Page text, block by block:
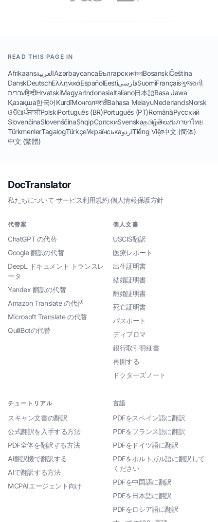
READ THIS PAGE IN
AfrikaansالعربيةAzərbaycancaБългарскиবাংলাBosanskiČeština
DanskDeutschΕλληνικάEspañolEestiفارسیSuomiFrançaisગુજરાતી
עבריתहिन्दीHrvatskiMagyarIndonesiaItaliano日本語Basa Jawa
Қазақша한국어KurdîМонголमराठीBahasa MelayuNederlandsNorsk
ଓଡିଆਪੰਜਾਬੀPolskiPortuguês (BR)Português (PT)RomânăРусский
SlovenčinaSlovenščinaShqipСрпскиSvenskaதமிழ்తెలుగుภาษาไทย
TürkmenlerTagalogTürkçeУкраїнськаاردوTiếng Việt中文 (简体)
中文 (繁體)
DocTranslator
私たちについて·サービス利用規約·個人情報保護方針
代替案
ChatGPT の代替
Google 翻訳の代替
DeepL ドキュメント トランスレ
ータ
Yandex 翻訳の代替
Amazon Translate の代替
Microsoft Translate の代替
QuillBotの代替
個人文書
USCIS翻訳
医療レポート
出生証明書
結婚証明書
離婚証明書
死亡証明書
パスポート
ディプロマ
銀行取引明細書
再開する
ドクターズノート
チュートリアル
スキャン文書の翻訳
公式翻訳を入手する方法
PDF全体を翻訳する方法
AI翻訳機で翻訳する
AIで翻訳する方法
MCPAIエージェント向け
言語
PDFをスペイン語に翻訳
PDFをフランス語に翻訳
PDFをドイツ語に翻訳
PDFをポルトガル語に翻訳して
ください
PDFを中国語に翻訳
PDFを日本語に翻訳
PDFをロシア語に翻訳